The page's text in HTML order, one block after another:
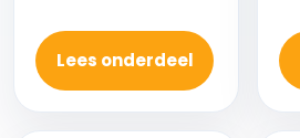
Lees onderdeel